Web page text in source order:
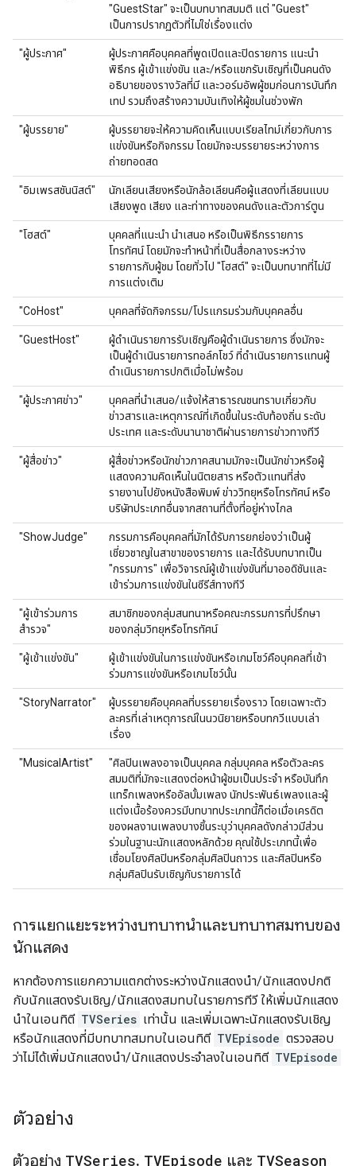
"GuestStar" จะเป็นบทบาทสมมติ แต่ "Guest"
เป็นการปรากฏตัวที่ไม่ใช่เรื่องแต่ง
"ผู้ประกาศ"
ผู้ประกาศคือบุคคลที่พูดเปิดและปิดรายการ แนะนำ
พิธีกร ผู้เข้าแข่งขัน และ/หรือแขกรับเชิญที่เป็นคนดัง
อธิบายของรางวัลที่มี และวอร์มอัพผู้ชมก่อนการบันทึก
เทป รวมถึงสร้างความบันเทิงให้ผู้ชมในช่วงพัก
"ผู้บรรยาย"
ผู้บรรยายจะให้ความคิดเห็นแบบเรียลไทม์เกี่ยวกับการ
แข่งขันหรือกิจกรรม โดยมักจะบรรยายระหว่างการ
ถ่ายทอดสด
"อิมเพรสชันนิสต์"
นักเลียนเสียงหรือนักล้อเลียนคือผู้แสดงที่เลียนแบบ
เสียงพูด เสียง และท่าทางของคนดังและตัวการ์ตูน
"โฮสต์"
บุคคลที่แนะนำ นำเสนอ หรือเป็นพิธีกรรายการ
โทรทัศน์ โดยมักจะทำหน้าที่เป็นสื่อกลางระหว่าง
รายการกับผู้ชม โดยทั่วไป "โฮสต์" จะเป็นบทบาทที่ไม่มี
การแต่งเติม
"CoHost" บุคคลที่จัดกิจกรรม/โปรแกรมร่วมกับบุคคลอื่น
"GuestHost"
ผู้ดำเนินรายการรับเชิญคือผู้ดำเนินรายการ ซึ่งมักจะ
เป็นผู้ดำเนินรายการทอล์กโชว์ ที่ดำเนินรายการแทนผู้
ดำเนินรายการปกติเมื่อไม่พร้อม
"ผู้ประกาศข่าว"
บุคคลที่นำเสนอ/แจ้งให้สาธารณชนทราบเกี่ยวกับ
ข่าวสารและเหตุการณ์ที่เกิดขึ้นในระดับท้องถิ่น ระดับ
ประเทศ และระดับนานาชาติผ่านรายการข่าวทางทีวี
"ผู้สื่อข่าว"
ผู้สื่อข่าวหรือนักข่าวภาคสนามมักจะเป็นนักข่าวหรือผู้
แสดงความคิดเห็นในนิตยสาร หรือตัวแทนที่ส่ง
รายงานไปยังหนังสือพิมพ์ ข่าววิทยุหรือโทรทัศน์ หรือ
บริษัทประเภทอื่นจากสถานที่ตั้งที่อยู่ห่างไกล
"ShowJudge"
กรรมการคือบุคคลที่มักได้รับการยกย่องว่าเป็นผู้
เชี่ยวชาญในสาขาของรายการ และได้รับบทบาทเป็น
"กรรมการ" เพื่อวิจารณ์ผู้เข้าแข่งขันที่มาออดิชันและ
เข้าร่วมการแข่งขันในซีรีส์ทางทีวี
"ผู้เข้าร่วมการ
สำรวจ"
สมาชิกของกลุ่มสนทนาหรือคณะกรรมการที่ปรึกษา
ของกลุ่มวิทยุหรือโทรทัศน์
"ผู้เข้าแข่งขัน"
ผู้เข้าแข่งขันในการแข่งขันหรือเกมโชว์คือบุคคลที่เข้า
ร่วมการแข่งขันหรือเกมโชว์นั้น
"StoryNarrator"
ผู้บรรยายคือบุคคลที่บรรยายเรื่องราว โดยเฉพาะตัว
ละครที่เล่าเหตุการณ์ในนวนิยายหรือบทกวีแบบเล่า
เรื่อง
"MusicalArtist"
"ศิลปินเพลงอาจเป็นบุคคล กลุ่มบุคคล หรือตัวละคร
สมมติที่มักจะแสดงต่อหน้าผู้ชมเป็นประจำ หรือบันทึก
แทร็กเพลงหรืออัลบั้มเพลง นักประพันธ์เพลงและผู้
แต่งเนื้อร้องควรมีบทบาทประเภทนี้ก็ต่อเมื่อเครดิต
ของผลงานเพลงบางชิ้นระบุว่าบุคคลดังกล่าวมีส่วน
ร่วมในฐานะนักแสดงหลักด้วย คุณใช้ประเภทนี้เพื่อ
เชื่อมโยงศิลปินหรือกลุ่มศิลปินถาวร และศิลปินหรือ
กลุ่มศิลปินรับเชิญกับรายการได้
การแยกแยะระหว่างบทบาทนำและบทบาทสมทบของ
นักแสดง
หากต้องการแยกความแตกต่างระหว่างนักแสดงนำ/นักแสดงปกติ
กับนักแสดงรับเชิญ/นักแสดงสมทบในรายการทีวี ให้เพิ่มนักแสดง
นำในเอนทิตี TVSeries เท่านั้น และเพิ่มเฉพาะนักแสดงรับเชิญ
หรือนักแสดงที่มีบทบาทสมทบในเอนทิตี TVEpisode ตรวจสอบ
ว่าไม่ได้เพิ่มนักแสดงนำ/นักแสดงประจำลงในเอนทิตี TVEpisode
ตัวอย่าง
ตัวอย่าง TVSeries, TVEpisode และ TVSeason